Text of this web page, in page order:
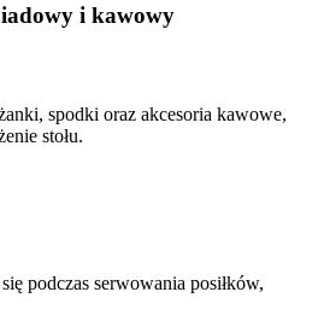
i kawowy
spodki oraz akcesoria kawowe,
stołu.
podczas serwowania posiłków,